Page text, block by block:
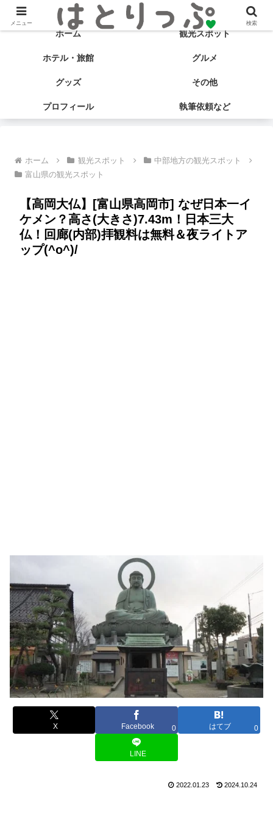
旅する食いしん坊♡ はとサブ子の国内旅行＆グルメブログ
ホーム 観光スポット
ホテル・旅館 グルメ
グッズ その他
プロフィール 執筆依頼など
ホーム 観光スポット
中部地方の観光スポット
富山県の観光スポット
【高岡大仏】[富山県高岡市] なぜ日本一イ
ケメン？高さ(大きさ)7.43m！日本三大
仏！回廊(内部)拝観料は無料＆夜ライトア
ップ(^o^)/
X Facebook 0 はてブ 0
LINE
2022.01.23 2024.10.24
メニュー 検索